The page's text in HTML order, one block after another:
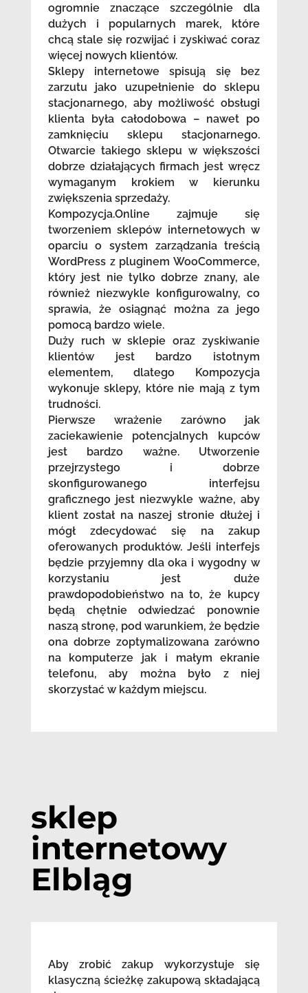
ogromnie znaczące szczególnie dla
dużych i popularnych marek, które
chcą stale się rozwijać i zyskiwać coraz
więcej nowych klientów.
Sklepy internetowe spisują się bez
zarzutu jako uzupełnienie do sklepu
stacjonarnego, aby możliwość obsługi
klienta była całodobowa – nawet po
zamknięciu sklepu stacjonarnego.
Otwarcie takiego sklepu w większości
dobrze działających firmach jest wręcz
wymaganym krokiem w kierunku
zwiększenia sprzedaży.
Kompozycja.Online zajmuje się
tworzeniem sklepów internetowych w
oparciu o system zarządzania treścią
WordPress z pluginem WooCommerce,
który jest nie tylko dobrze znany, ale
również niezwykle konfigurowalny, co
sprawia, że osiągnąć można za jego
pomocą bardzo wiele.
Duży ruch w sklepie oraz zyskiwanie
klientów jest bardzo istotnym
elementem, dlatego Kompozycja
wykonuje sklepy, które nie mają z tym
trudności.
Pierwsze wrażenie zarówno jak
zaciekawienie potencjalnych kupców
jest bardzo ważne. Utworzenie
przejrzystego i dobrze
skonfigurowanego interfejsu
graficznego jest niezwykle ważne, aby
klient został na naszej stronie dłużej i
mógł zdecydować się na zakup
oferowanych produktów. Jeśli interfejs
będzie przyjemny dla oka i wygodny w
korzystaniu jest duże
prawdopodobieństwo na to, że kupcy
będą chętnie odwiedzać ponownie
naszą stronę, pod warunkiem, że będzie
ona dobrze zoptymalizowana zarówno
na komputerze jak i małym ekranie
telefonu, aby można było z niej
skorzystać w każdym miejscu.
sklep
internetowy
Elbląg
Aby zrobić zakup wykorzystuje się
klasyczną ścieżkę zakupową składającą